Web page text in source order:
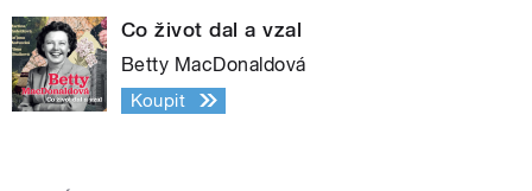
Co život dal a vzal
Betty MacDonaldová
Koupit